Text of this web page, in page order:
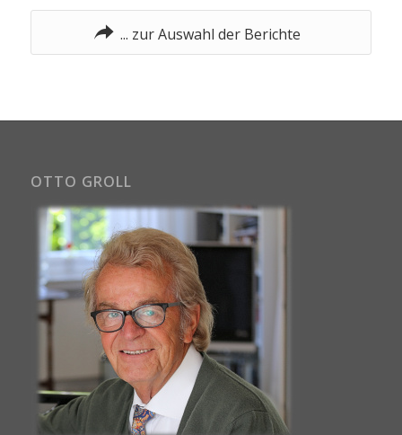
... zur Auswahl der Berichte
OTTO GROLL